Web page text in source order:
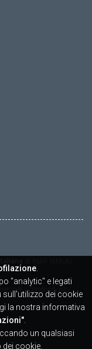
- Condividi allo
"analytic" e legati
sull'utilizzo dei cookie
la nostra informativa
un qualsiasi
cookie.